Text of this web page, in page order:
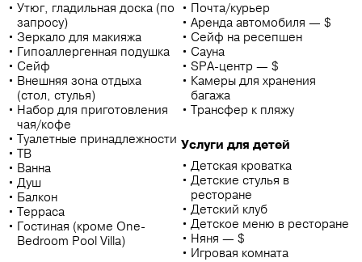
Утюг, гладильная доска (по
запросу)
Зеркало для макияжа
Гипоаллергенная подушка
Сейф
Внешняя зона отдыха
(стол, стулья)
Набор для приготовления
чая/кофе
Туалетные принадлежности
ТВ
Ванна
Душ
Балкон
Терраса
Гостиная (кроме One-
Bedroom Pool Villa)
Почта/курьер
Аренда автомобиля — $
Сейф на ресепшен
Сауна
SPA-центр — $
Камеры для хранения
багажа
Трансфер к пляжу
Услуги для детей
Детская кроватка
Детские стулья в
ресторане
Детский клуб
Детское меню в ресторане
Няня — $
Игровая комната